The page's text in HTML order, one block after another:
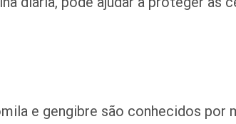
e gengibre são conhecidos por